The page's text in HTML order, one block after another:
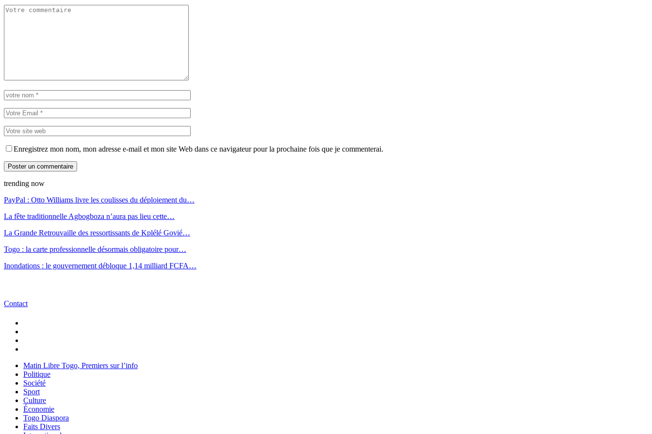
Enregistrez mon nom, mon adresse e-mail et mon site Web dans ce navigateur pour la prochaine fois que je commenterai.
trending now
PayPal : Otto Williams livre les coulisses du déploiement du…
La fête traditionnelle Agbogboza n’aura pas lieu cette…
La Grande Retrouvaille des ressortissants de Kplélé Govié…
Togo : la carte professionnelle désormais obligatoire pour…
Inondations : le gouvernement débloque 1,14 milliard FCFA…
Contact
Matin Libre Togo, Premiers sur l’info
Politique
Société
Sport
Culture
Économie
Togo Diaspora
Faits Divers